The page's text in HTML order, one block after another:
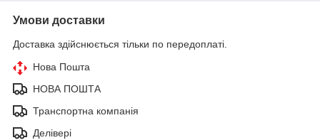
Умови доставки
Доставка здійснюється тільки по передоплаті.
Нова Пошта
НОВА ПОШТА
Транспортна компанія
Делівері